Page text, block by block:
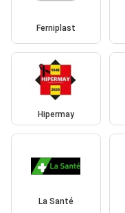
Ferniplast
Hipermay
La Santé